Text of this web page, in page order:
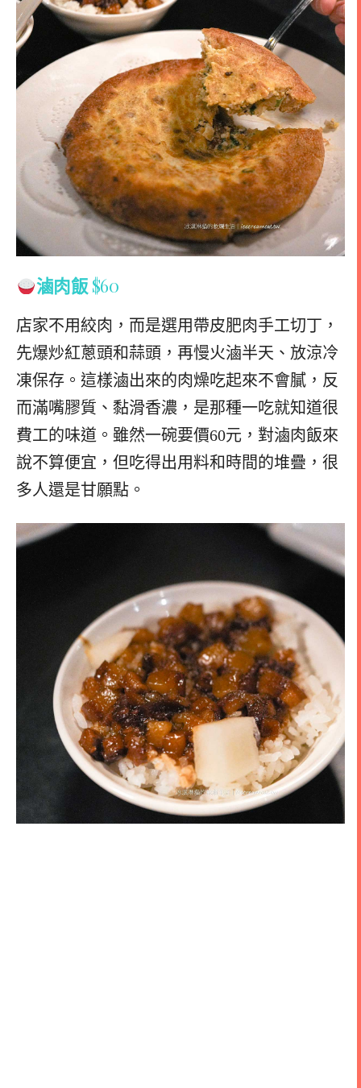
滷肉飯 $60
店家不用絞肉，而是選用帶皮肥肉手工切丁，
先爆炒紅蔥頭和蒜頭，再慢火滷半天、放涼冷
凍保存。這樣滷出來的肉燥吃起來不會膩，反
而滿嘴膠質、黏滑香濃，是那種一吃就知道很
費工的味道。雖然一碗要價60元，對滷肉飯來
說不算便宜，但吃得出用料和時間的堆疊，很
多人還是甘願點。